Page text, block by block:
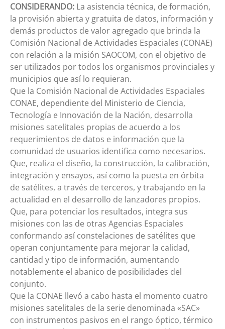
CONSIDERANDO: La asistencia técnica, de formación,
la provisión abierta y gratuita de datos, información y
demás productos de valor agregado que brinda la
Comisión Nacional de Actividades Espaciales (CONAE)
con relación a la misión SAOCOM, con el objetivo de
ser utilizados por todos los organismos provinciales y
municipios que así lo requieran.
Que la Comisión Nacional de Actividades Espaciales
CONAE, dependiente del Ministerio de Ciencia,
Tecnología e Innovación de la Nación, desarrolla
misiones satelitales propias de acuerdo a los
requerimientos de datos e información que la
comunidad de usuarios identifica como necesarios.
Que, realiza el diseño, la construcción, la calibración,
integración y ensayos, así como la puesta en órbita
de satélites, a través de terceros, y trabajando en la
actualidad en el desarrollo de lanzadores propios.
Que, para potenciar los resultados, integra sus
misiones con las de otras Agencias Espaciales
conformando así constelaciones de satélites que
operan conjuntamente para mejorar la calidad,
cantidad y tipo de información, aumentando
notablemente el abanico de posibilidades del
conjunto.
Que la CONAE llevó a cabo hasta el momento cuatro
misiones satelitales de la serie denominada «SAC»
con instrumentos pasivos en el rango óptico, térmico